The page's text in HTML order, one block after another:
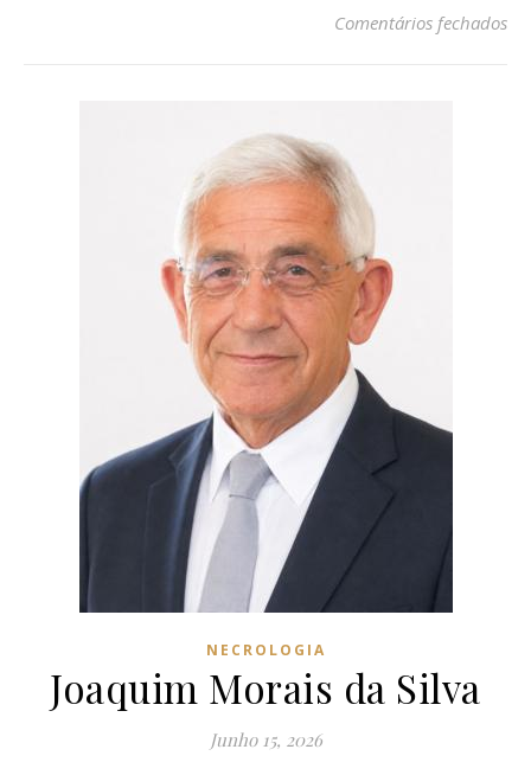
Comentários fechados
NECROLOGIA
Joaquim Morais da Silva
Junho 15, 2026